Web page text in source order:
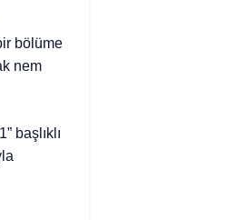
bölüme
nem
başlıklı